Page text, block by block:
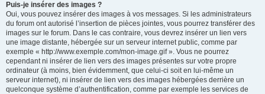
Puis-je insérer des images ?
Oui, vous pouvez insérer des images à vos messages. Si les administrateurs
du forum ont autorisé l’insertion de pièces jointes, vous pourrez transférer des
images sur le forum. Dans le cas contraire, vous devrez insérer un lien vers
une image distante, hébergée sur un serveur internet public, comme par
exemple « http://www.exemple.com/mon-image.gif ». Vous ne pourrez
cependant ni insérer de lien vers des images présentes sur votre propre
ordinateur (à moins, bien évidemment, que celui-ci soit en lui-même un
serveur internet), ni insérer de lien vers des images hébergées derrière un
quelconque système d’authentification, comme par exemple les services de